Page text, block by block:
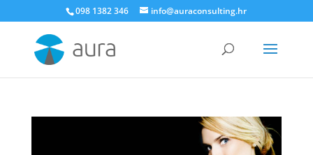
098 1382 346 info@auraconsulting.hr